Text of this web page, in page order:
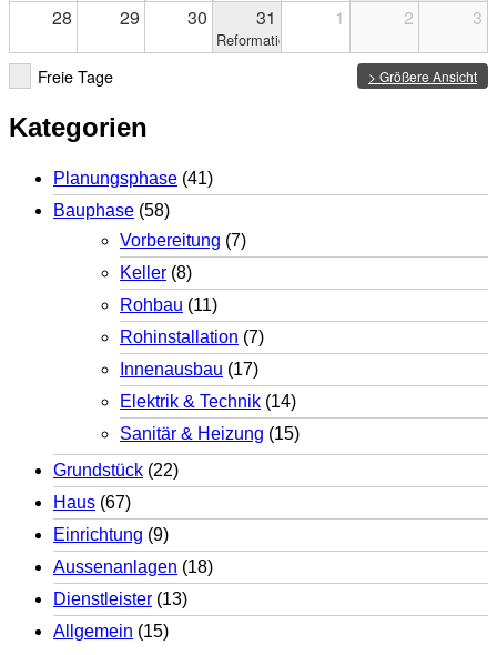
28 29 30 31 1 2 3
Reformationstag
> Größere Ansicht
Freie Tage
Kategorien
Planungsphase (41)
Bauphase (58)
Vorbereitung (7)
Keller (8)
Rohbau (11)
Rohinstallation (7)
Innenausbau (17)
Elektrik & Technik (14)
Sanitär & Heizung (15)
Grundstück (22)
Haus (67)
Einrichtung (9)
Aussenanlagen (18)
Dienstleister (13)
Allgemein (15)